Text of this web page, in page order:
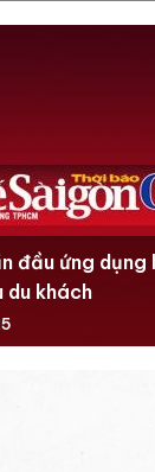
đầu ứng
du khách